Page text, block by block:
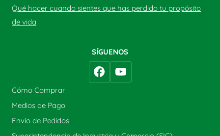
Qué hacer cuando sientes que has perdido tu propósito
de vida
SÍGUENOS
Cómo Comprar
Medios de Pago
Envío de Pedidos